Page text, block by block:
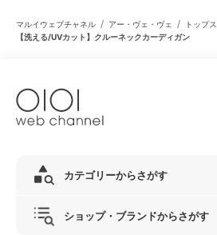
マルイウェブチャネル / アー・ヴェ・ヴェ / トップス
【洗える/UVカット】クルーネックカーディガン
カテゴリーからさがす
ショップ・ブランドからさがす